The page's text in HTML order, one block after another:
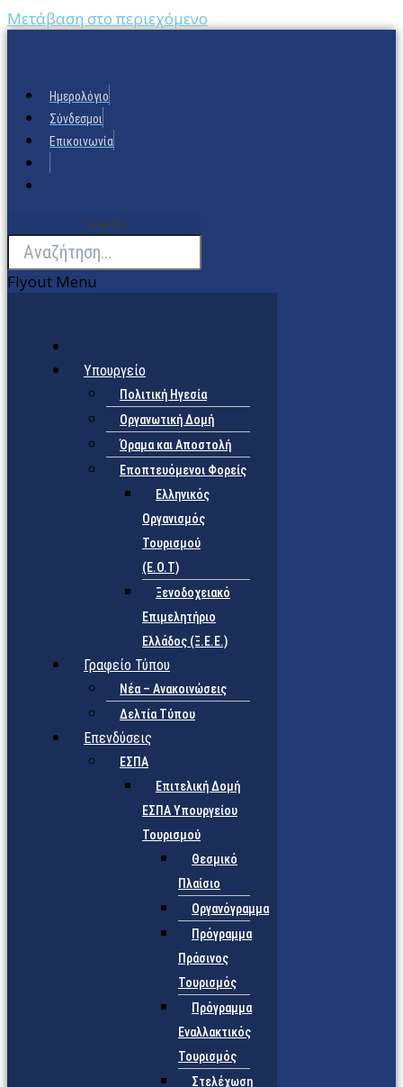
Μετάβαση στο περιεχόμενο
Ημερολόγιο
Σύνδεσμοι
Επικοινωνία
Search
Flyout Menu
Υπουργείο
Πολιτική Ηγεσία
Οργανωτική Δομή
Όραμα και Αποστολή
Εποπτευόμενοι Φορείς
Eλληνικός
Οργανισμός
Τουρισμού
(Ε.Ο.Τ)
Ξενοδοχειακό
Επιμελητήριο
Ελλάδος (Ξ.Ε.Ε.)
Γραφείο Τύπου
Νέα – Ανακοινώσεις
Δελτία Τύπου
Επενδύσεις
ΕΣΠΑ
Επιτελική Δομή
ΕΣΠΑ Υπουργείου
Τουρισμού
Θεσμικό
Πλαίσιο
Οργανόγραμμα
Πρόγραμμα
Πράσινος
Τουρισμός
Πρόγραμμα
Εναλλακτικός
Τουρισμός
Στελέχωση